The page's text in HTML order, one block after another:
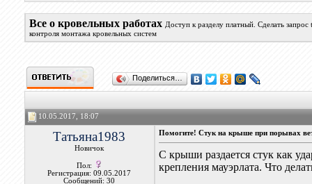
Все о кровельных работах Доступ к разделу платный. Сделать
контроля монтажа кровельных систем
Поделиться…
10.05.2017, 18:07
Татьяна1983
Новичок
Пол:
Регистрация: 09.05.2017
Сообщений: 30
Помогите! Стук на крыше при порывах
С крыши раздается стук как
крепления мауэрлата. Что